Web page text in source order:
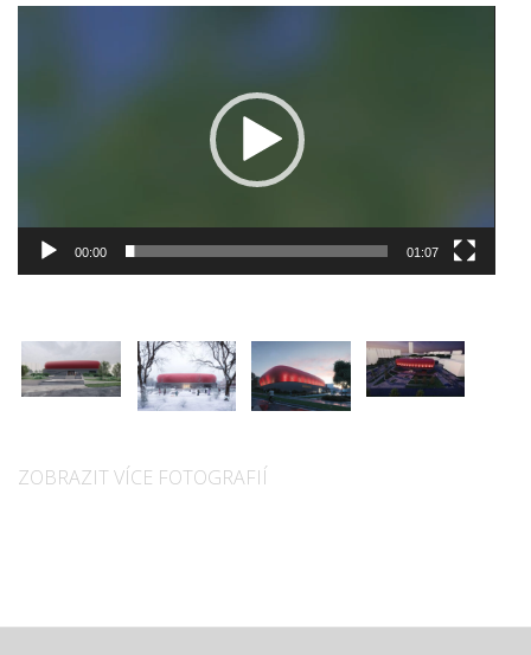
Video
00:00 01:07
ZOBRAZIT VÍCE FOTOGRAFIÍ